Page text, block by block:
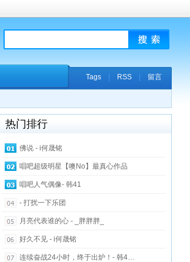
Tags| RSS| 留言
热门排行
佛说 - i何晟铭
唱吧超级明星【噢No】最真心作品
唱吧人气偶像- 韩41
- 打扰一下乐团
月亮代表谁的心 - _胖胖胖_
好久不见 - i何晟铭
连续奋战24小时，终于出炉！- 韩4…